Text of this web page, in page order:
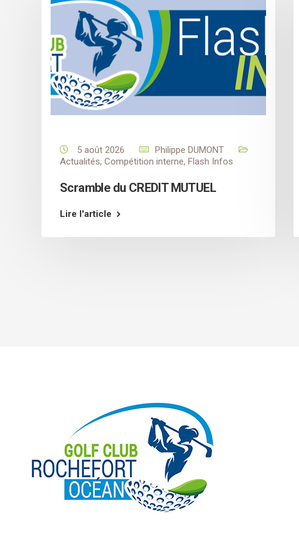
5 août 2026
Philippe DUMONT
Actualités, Compétition interne, Flash Infos
Scramble du CREDIT MUTUEL
Lire l'article